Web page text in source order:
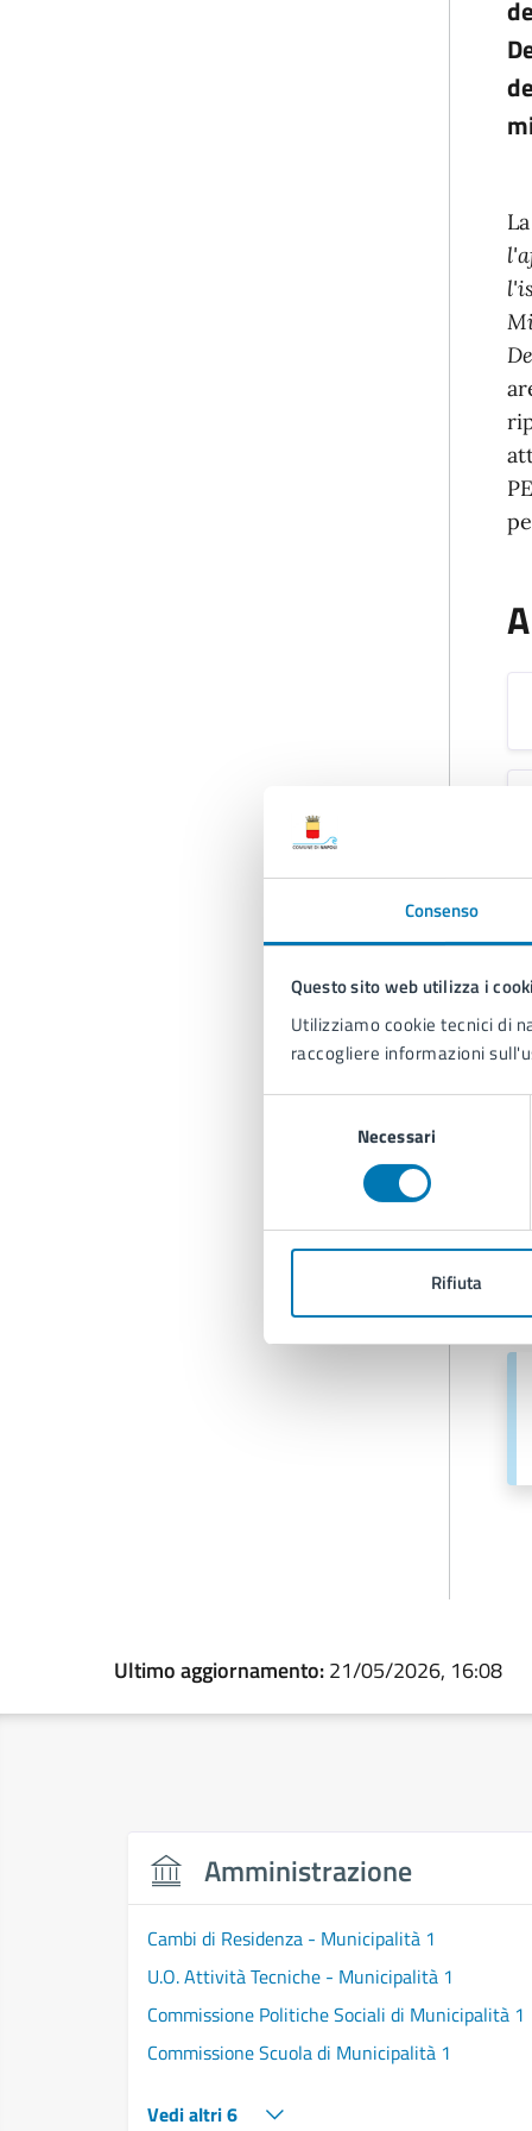
Consenso
Questo sito web utilizza i
Utilizziamo cookie tecnici di
raccogliere informazioni
Necessari
Rifiuta
Ultimo aggiornamento:21/05/2026, 16:08
Amministrazione
Cambi di Residenza - Municipalità 1
U.O. Attività Tecniche - Municipalità 1
Commissione Politiche Sociali di Municipalità 1
Commissione Scuola di Municipalità 1
Vedi altri 6